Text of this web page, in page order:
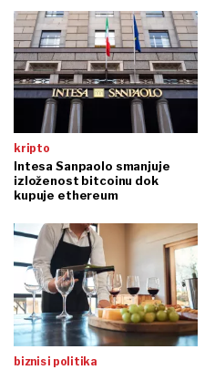
kripto
Intesa Sanpaolo smanjuje
izloženost bitcoinu dok
kupuje ethereum
biznis i politika